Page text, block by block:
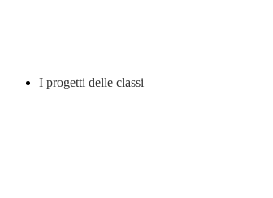
I progetti delle classi